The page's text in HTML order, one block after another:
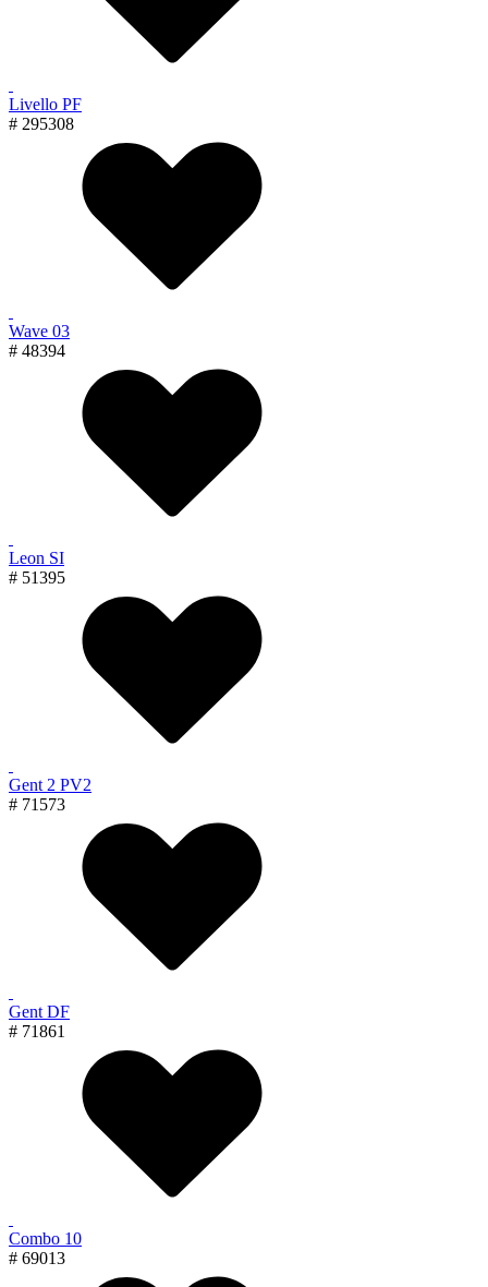
Livello PF
# 295308
Wave 03
# 48394
Leon SI
# 51395
Gent 2 PV2
# 71573
Gent DF
# 71861
Combo 10
# 69013